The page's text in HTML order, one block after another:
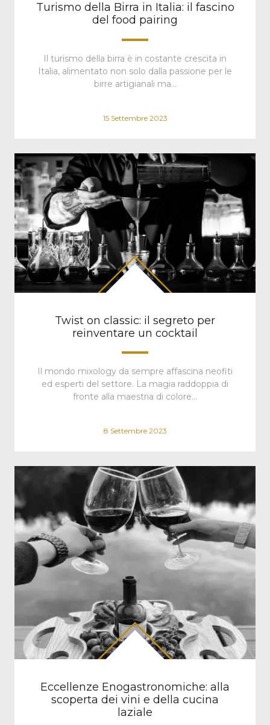
Turismo della Birra in Italia: il fascino
del food pairing
Il turismo della birra è in costante crescita in
Italia, alimentato non solo dalla passione per le
birre artigianali ma…
15 Settembre 2023
Twist on classic: il segreto per
reinventare un cocktail
Il mondo mixology da sempre affascina neofiti
ed esperti del settore. La magia raddoppia di
fronte alla maestria di colore…
8 Settembre 2023
Eccellenze Enogastronomiche: alla
scoperta dei vini e della cucina
laziale